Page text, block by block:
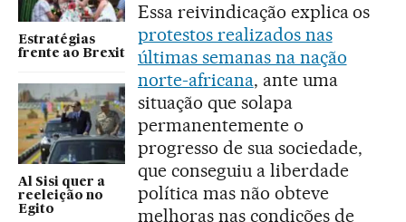
Estratégias
frente ao Brexit
Al Sisi quer a
reeleição no
Egito
Essa reivindicação explica os
protestos realizados nas
últimas semanas na nação
norte-africana, ante uma
situação que solapa
permanentemente o
progresso de sua sociedade,
que conseguiu a liberdade
política mas não obteve
melhoras nas condições de